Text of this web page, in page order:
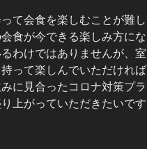
て会食を楽しむことが難
食が今できる楽しみ方に
わけではありませんが、
って楽しんでいただけれ
に見合ったコロナ対策プ
上がっていただきたいです